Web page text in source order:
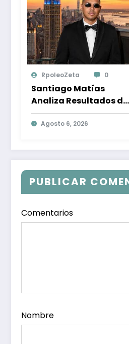
RpoleoZeta 0
Santiago Matías
Analiza Resultados de
Encuesta
Internacional sobre el
República
Tendencias y
Opiniones de los
Ciudadanos
Agosto 6, 2026
PUBLICAR
Comentarios
Nombre